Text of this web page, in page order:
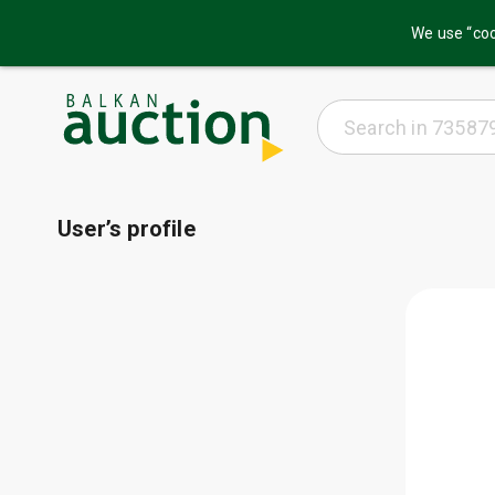
We use
User’s profile